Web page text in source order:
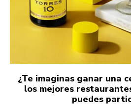
¿Te imaginas ganar una
los mejores
puedes